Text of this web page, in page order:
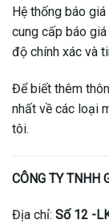
Hệ thống báo
cung cấp báo
độ chính xác và
Để biết thêm
nhất về các loại
tôi.
CÔNG TY TNHH
Địa chỉ: Số 12 -